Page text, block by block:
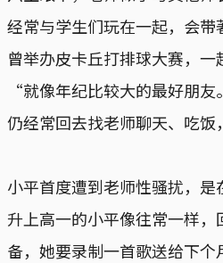
经常与学生们玩在一起，会
曾举办皮卡丘打排球大赛，一
“就像年纪比较大的最好朋
仍经常回去找老师聊天、吃饭
小平首度遭到老师性骚扰，是
升上高一的小平像往常一样
备，她要录制一首歌送给下